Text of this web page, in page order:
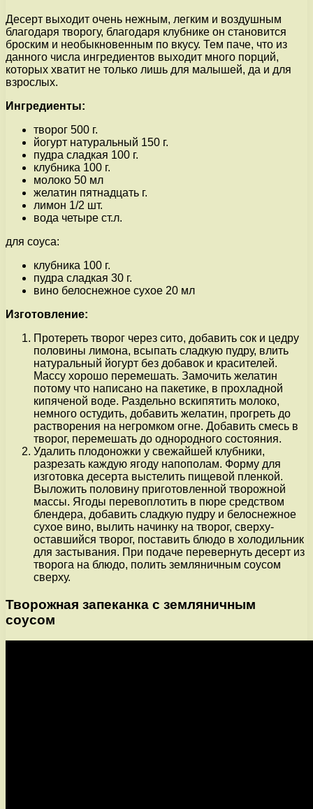
Десерт выходит очень нежным, легким и воздушным
благодаря творогу, благодаря клубнике он становится
броским и необыкновенным по вкусу. Тем паче, что из
данного числа ингредиентов выходит много порций,
которых хватит не только лишь для малышей, да и для
взрослых.
Ингредиенты:
творог 500 г.
йогурт натуральный 150 г.
пудра сладкая 100 г.
клубника 100 г.
молоко 50 мл
желатин пятнадцать г.
лимон 1/2 шт.
вода четыре ст.л.
для соуса:
клубника 100 г.
пудра сладкая 30 г.
вино белоснежное сухое 20 мл
Изготовление:
Протереть творог через сито, добавить сок и цедру
половины лимона, всыпать сладкую пудру, влить
натуральный йогурт без добавок и красителей.
Массу хорошо перемешать. Замочить желатин
потому что написано на пакетике, в прохладной
кипяченой воде. Раздельно вскипятить молоко,
немного остудить, добавить желатин, прогреть до
растворения на негромком огне. Добавить смесь в
творог, перемешать до однородного состояния.
Удалить плодоножки у свежайшей клубники,
разрезать каждую ягоду напополам. Форму для
изготовка десерта выстелить пищевой пленкой.
Выложить половину приготовленной творожной
массы. Ягоды перевоплотить в пюре средством
блендера, добавить сладкую пудру и белоснежное
сухое вино, вылить начинку на творог, сверху-
оставшийся творог, поставить блюдо в холодильник
для застывания. При подаче перевернуть десерт из
творога на блюдо, полить земляничным соусом
сверху.
Творожная запеканка с земляничным
соусом